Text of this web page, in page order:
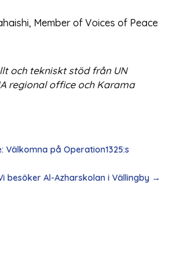
Member of Voices of Peace
och tekniskt stöd från UN
regional office och Karama
Välkomna på Operation1325:s
besöker Al-Azharskolan i Vällingby →